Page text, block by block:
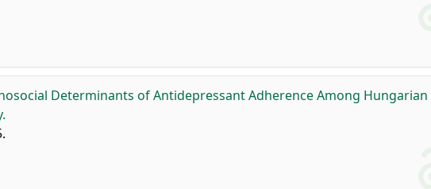
Determinants of Antidepressant Adherence Among Hungarian